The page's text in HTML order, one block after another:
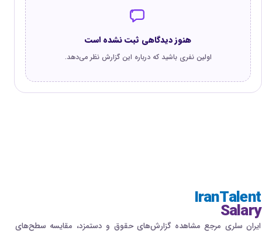
هنوز دیدگاهی ثبت نشده است
اولین نفری باشید که درباره این گزارش نظر می‌دهد.
IranTalent
Salary
ایران سلری مرجع مشاهده گزارش‌های حقوق و دستمزد، مقایسه سطح‌های